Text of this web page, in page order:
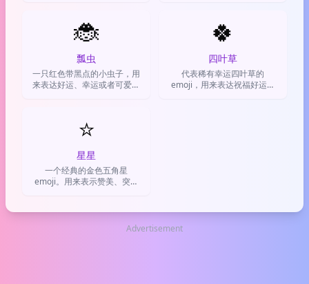
🐞
瓢虫
一只红色带黑点的小虫子，用
来表达好运、幸运或者可爱的
🍀
四叶草
代表稀有幸运四叶草的
emoji，用来表达祝福好运、
⭐
星星
一个经典的金色五角星
emoji。用来表示赞美、突出
Advertisement